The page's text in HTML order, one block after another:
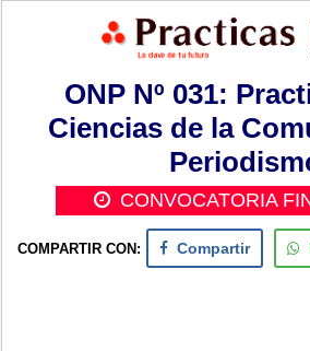
ONP Nº 031:
Ciencias de la
CONVOCATORIA
COMPARTIR CON: Compartir